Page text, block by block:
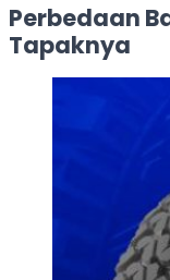
Perbedaan
Tapaknya